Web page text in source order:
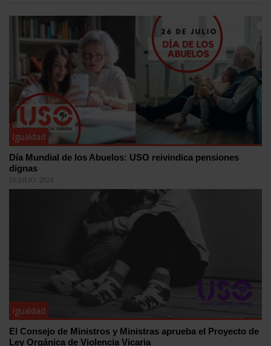
Igualdad
Día Mundial de los Abuelos: USO reivindica pensiones
dignas
26 JULIO, 2026
Igualdad
El Consejo de Ministros y Ministras aprueba el Proyecto de
Ley Orgánica de Violencia Vicaria